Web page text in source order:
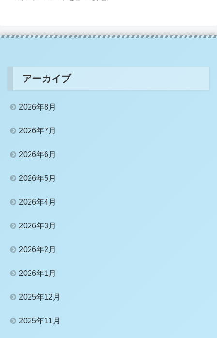
アーカイブ
2026年8月
2026年7月
2026年6月
2026年5月
2026年4月
2026年3月
2026年2月
2026年1月
2025年12月
2025年11月